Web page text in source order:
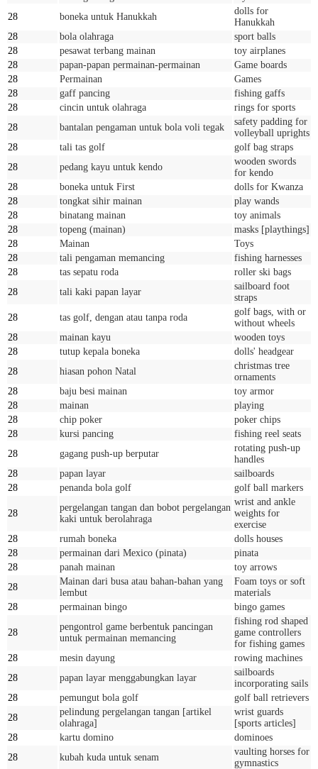
28
boneka untuk Hanukkah
dolls for
Hanukkah
28
bola olahraga
sport balls
28
pesawat terbang mainan
toy airplanes
28
papan-papan permainan-permainan
Game boards
28
Permainan
Games
28
gaff pancing
fishing gaffs
28
cincin untuk olahraga
rings for sports
28
bantalan pengaman untuk bola voli tegak
safety padding for
volleyball uprights
28
tali tas golf
golf bag straps
28
pedang kayu untuk kendo
wooden swords
for kendo
28
boneka untuk First
dolls for Kwanza
28
tongkat sihir mainan
play wands
28
binatang mainan
toy animals
28
topeng (mainan)
masks [playthings]
28
Mainan
Toys
28
tali pengaman memancing
fishing harnesses
28
tas sepatu roda
roller ski bags
28
tali kaki papan layar
sailboard foot
straps
28
tas golf, dengan atau tanpa roda
golf bags, with or
without wheels
28
mainan kayu
wooden toys
28
tutup kepala boneka
dolls' headgear
28
hiasan pohon Natal
christmas tree
ornaments
28
baju besi mainan
toy armor
28
mainan
playing
28
chip poker
poker chips
28
kursi pancing
fishing reel seats
28
gagang push-up berputar
rotating push-up
handles
28
papan layar
sailboards
28
penanda bola golf golf ball markers
28
pergelangan tangan dan bobot pergelangan
kaki untuk berolahraga
wrist and ankle
weights for
exercise
28
rumah boneka
dolls houses
28
permainan dari Mexico (pinata)
pinata
28
panah mainan
toy arrows
28
Mainan dari busa atau bahan-bahan yang
lembut
Foam toys or soft
materials
28
permainan bingo bingo games
28
pengontrol game berbentuk pancingan
untuk permainan memancing
fishing rod shaped
game controllers
for fishing games
28
mesin dayung
rowing machines
28
papan layar menggabungkan layar
sailboards
incorporating sails
28
pemungut bola golf
golf ball retrievers
28
pelindung pergelangan tangan [artikel
olahraga]
wrist guards
[sports articles]
28
kartu domino
dominoes
28
kubah kuda untuk senam
vaulting horses for
gymnastics